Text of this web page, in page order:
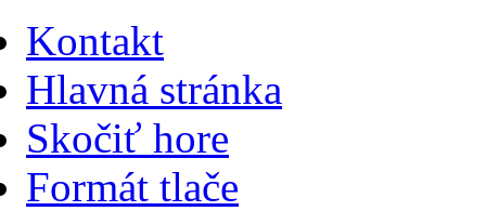
Kontakt
Hlavná stránka
Skočiť hore
Formát tlače